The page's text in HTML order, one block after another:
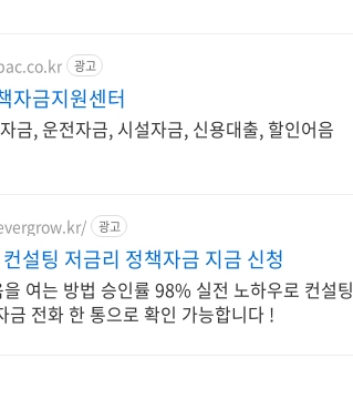
광고
자금지원센터
금, 운전자금, 시설자금, 신용대출, 할인어음
광고
설팅 저금리 정책자금 지금 신청
여는 방법 승인률 98% 실전 노하우로 컨설
금 전화 한 통으로 확인 가능합니다 !